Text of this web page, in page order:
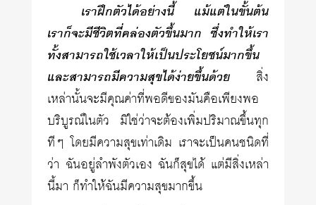
เราฝึกตัวได้อย่างนี้ แม้แต่ในขั้นต้น
เราก็จะมีชีวิตที่คล่องตัวขึ้นมาก ซึ่งทำให้เรา
ทั้งสามารถใช้เวลาให้เป็นประโยชน์มากขึ้น
และสามารถมีความสุขได้ง่ายขึ้นด้วย สิ่ง
เหล่านั้นจะมีคุณค่าที่พอดีของมันคือเพียงพอ
บริบูรณ์ในตัว มิใช่ว่าจะต้องเพิ่มปริมาณขึ้นทุก
ทีๆ โดยมีความสุขเท่าเดิม เราจะเป็นคนชนิดที่
ว่า ฉันอยู่ลำพังตัวเอง ฉันก็สุขได้ แต่มีสิ่งเหล่า
นี้มา ก็ทำให้ฉันมีความสุขมากขึ้น